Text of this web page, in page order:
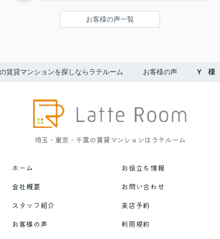
お客様の声一覧
賃貸マンションを探しならラテルーム お客様の声 Y 様
埼玉・東京・千葉の賃貸マンションはラテルーム
ホーム
お役立ち情報
会社概要
お問い合わせ
スタッフ紹介
来店予約
お客様の声
利用規約